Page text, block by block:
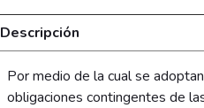
Descripción
Por medio de la cual se
obligaciones contingentes de